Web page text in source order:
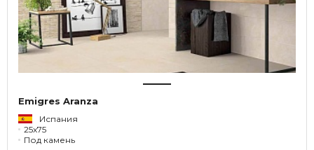
Emigres Aranza
Испания
25x75
Под камень